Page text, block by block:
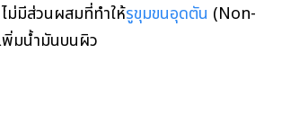
ม่มีส่วนผสมที่ทำให้รูขุมขนอุดตัน (Non-
พิ่มน้ำมันบนผิว